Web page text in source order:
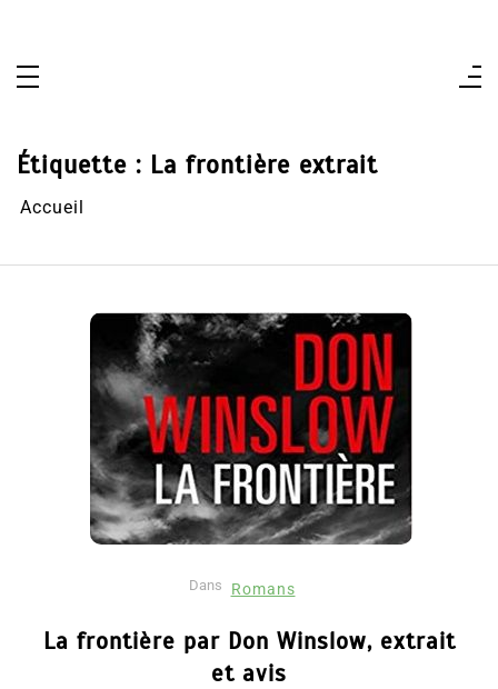
Étiquette : La frontière extrait
Accueil
Dans Romans
La frontière par Don Winslow, extrait
et avis